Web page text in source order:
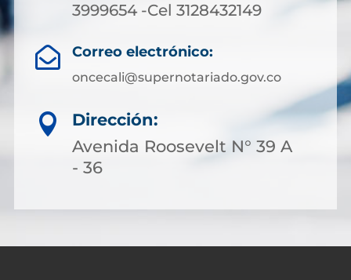
3999654 -Cel 3128432149
 Correo electrónico:
oncecali@supernotariado.gov.co

Dirección:
Avenida Roosevelt N° 39 A
- 36